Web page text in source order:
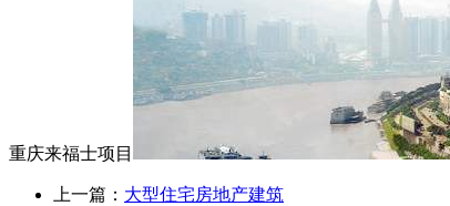
重庆来福士项目
上一篇： 大型住宅房地产建筑